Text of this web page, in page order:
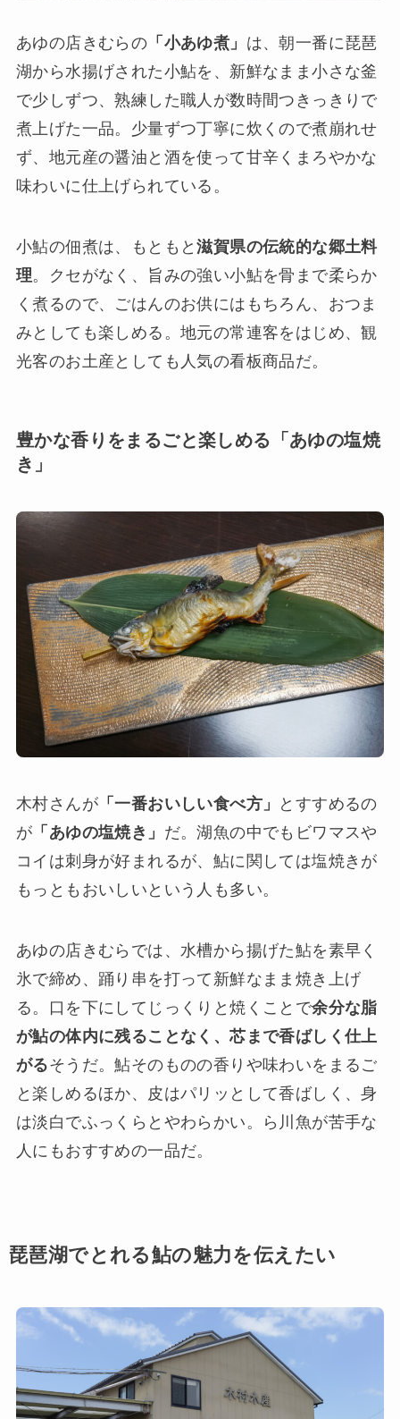
あゆの店きむらの 「小あゆ煮」 は、朝一番に琵琶
湖から水揚げされた小鮎を、新鮮なまま小さな釜
で少しずつ、熟練した職人が数時間つきっきりで
煮上げた一品。少量ずつ丁寧に炊くので煮崩れせ
ず、地元産の醤油と酒を使って甘辛くまろやかな
味わいに仕上げられている。
小鮎の佃煮は、もともと滋賀県の伝統的な郷土料
理。クセがなく、旨みの強い小鮎を骨まで柔らか
く煮るので、ごはんのお供にはもちろん、おつま
みとしても楽しめる。地元の常連客をはじめ、観
光客のお土産としても人気の看板商品だ。
豊かな香りをまるごと楽しめる「あゆの塩焼
き」
木村さんが「一番おいしい食べ方」
とすすめるの
が 「あゆの塩焼き」 だ。湖魚の中でもビワマスや
コイは刺身が好まれるが、鮎に関しては塩焼きが
もっともおいしいという人も多い。
あゆの店きむらでは、水槽から揚げた鮎を素早く
氷で締め、踊り串を打って新鮮なまま焼き上げ
る。口を下にしてじっくりと焼くことで余分な脂
が鮎の体内に残ることなく、芯まで香ばしく仕上
がるそうだ。鮎そのものの香りや味わいをまるご
と楽しめるほか、皮はパリッとして香ばしく、身
は淡白でふっくらとやわらかい。ら川魚が苦手な
人にもおすすめの一品だ。
琵琶湖でとれる鮎の魅力を伝えたい